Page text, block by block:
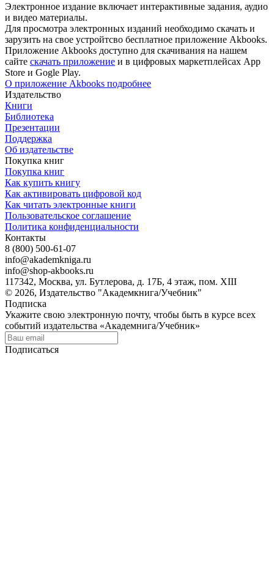
Электронное издание включает интерактивные задания, аудио
и видео материалы.
Для просмотра электронных изданий необходимо скачать и
зарузить на свое устройтсво бесплатное приложение Akbooks.
Приложение Akbooks доступно для скачивания на нашем
сайте скачать приложение и в цифровых маркетплейсах App
Store и Gogle Play.
О приложение Akbooks подробнее
Издательство
Книги
Библиотека
Презентации
Поддержка
Об издательстве
Покупка книг
Покупка книг
Как купить книгу
Как активировать цифровой код
Как читать электронные книги
Пользовательское соглашение
Политика конфиденциальности
Контакты
8 (800) 500-61-07
info@akademkniga.ru
info@shop-akbooks.ru
117342, Москва, ул. Бутлерова, д. 17Б, 4 этаж, пом. XIII
© 2026, Издательство "Академкнига/Учебник"
Подписка
Укажите свою электронную почту, чтобы быть в курсе всех
событий издательства «Академнига/Учебник»
Подписаться